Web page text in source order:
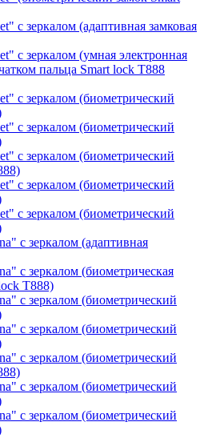
с зеркалом (адаптивная замковая
с зеркалом (умная электронная
пальца Smart lock T888
с зеркалом (биометрический
с зеркалом (биометрический
с зеркалом (биометрический
с зеркалом (биометрический
с зеркалом (биометрический
с зеркалом (адаптивная
с зеркалом (биометрическая
T888)
с зеркалом (биометрический
с зеркалом (биометрический
с зеркалом (биометрический
с зеркалом (биометрический
с зеркалом (биометрический